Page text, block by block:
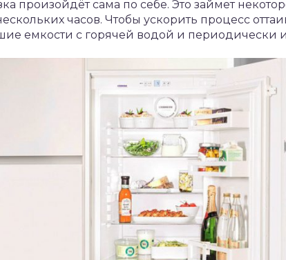
произойдёт сама по себе. Это займет
часов. Чтобы ускорить процесс
емкости с горячей водой и периодически